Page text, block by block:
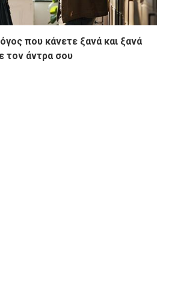
που κάνετε ξανά και ξανά
τον άντρα σου